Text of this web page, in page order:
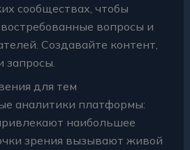
сообществах, чтобы
вопросы и
Создавайте контент,
для тем
аналитики платформы:
наибольшее
зрения вызывают живой